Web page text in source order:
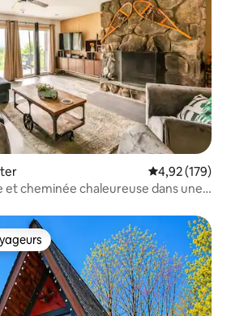
Évaluation
4,92 (179)
et cheminée chaleureuse dans une
les plus appréciés